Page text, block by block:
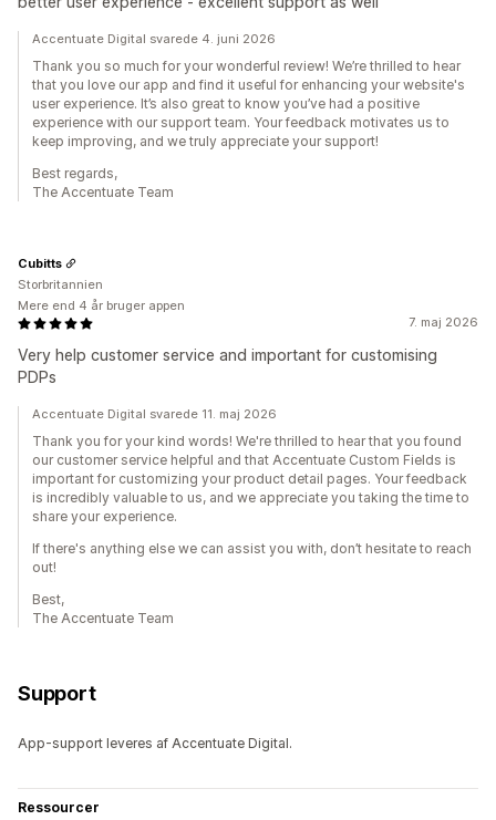
Accentuate Digital svarede 4. juni 2026
Thank you so much for your wonderful review! We’re thrilled to hear
that you love our app and find it useful for enhancing your website's
user experience. It’s also great to know you’ve had a positive
experience with our support team. Your feedback motivates us to
keep improving, and we truly appreciate your support!
Best regards,
The Accentuate Team
7. maj 2026
Very help customer service and important for customising
PDPs
Cubitts
Storbritannien
Mere end 4 år bruger appen
Accentuate Digital svarede 11. maj 2026
Thank you for your kind words! We're thrilled to hear that you found
our customer service helpful and that Accentuate Custom Fields is
important for customizing your product detail pages. Your feedback
is incredibly valuable to us, and we appreciate you taking the time to
share your experience.
If there's anything else we can assist you with, don’t hesitate to reach
out!
Best,
The Accentuate Team
Support
App-support leveres af Accentuate Digital.
Ressourcer